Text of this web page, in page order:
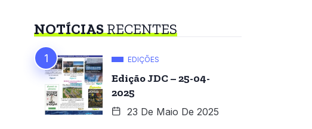
NOTÍCIASRECENTES
EDIÇÕES
Edição JDC – 25-04-
2025
23 De Maio De 2025